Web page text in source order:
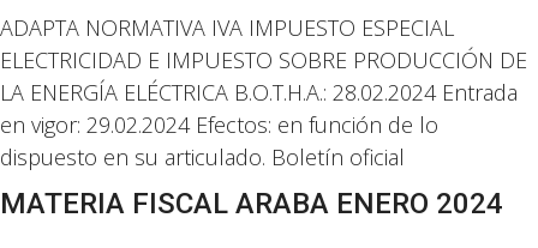
ADAPTA NORMATIVA IVA IMPUESTO ESPECIAL
ELECTRICIDAD E IMPUESTO SOBRE PRODUCCIÓN DE
LA ENERGÍA ELÉCTRICA B.O.T.H.A.: 28.02.2024 Entrada
en vigor: 29.02.2024 Efectos: en función de lo
dispuesto en su articulado. Boletín oficial
MATERIA FISCAL ARABA ENERO 2024